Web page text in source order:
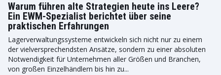
Warum führen alte Strategien heute ins Leere?
Ein EWM-Spezialist berichtet über seine
praktischen Erfahrungen
Lagerverwaltungssysteme entwickeln sich nicht nur zu einem
der vielversprechendsten Ansätze, sondern zu einer absoluten
Notwendigkeit für Unternehmen aller Größen und Branchen,
von großen Einzelhändlern bis hin zu...